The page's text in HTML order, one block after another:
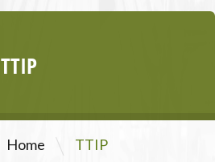
TTIP
Home \ TTIP